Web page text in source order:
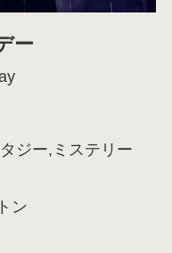
ー
ジー,ミステリー
ン